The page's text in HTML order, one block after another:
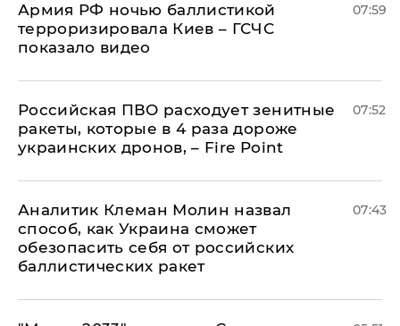
Армия РФ ночью баллистикой
терроризировала Киев – ГСЧС
показало видео
07:59
Российская ПВО расходует зенитные
ракеты, которые в 4 раза дороже
украинских дронов, – Fire Point
07:52
Аналитик Клеман Молин назвал
способ, как Украина сможет
обезопасить себя от российских
баллистических ракет
07:43